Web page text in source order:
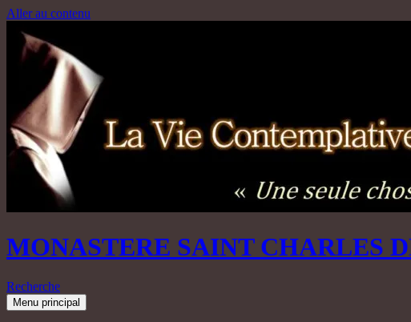
Aller au contenu
MONASTERE SAINT CHARLES
Recherche
Menu principal